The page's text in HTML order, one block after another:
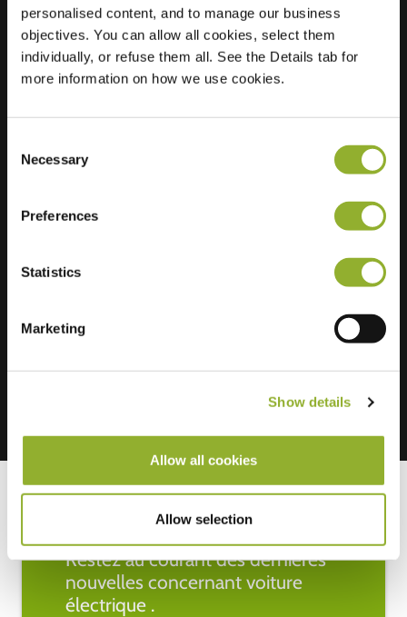
personalised content, and to manage our business
objectives. You can allow all cookies, select them
individually, or refuse them all. See the Details tab for
more information on how we use cookies.
Selection
Necessary
Preferences
Statistics
Marketing
Show details
Allow all cookies
Allow selection
Localisation
Wildbaan 73
4874 KC Etten-Leur
Pays-Bas
Restez au courant des dernières
nouvelles concernant voiture
électrique .